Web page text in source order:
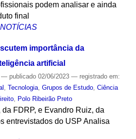
podem analisar e ainda
final
NOTÍCIAS
importância da
artificial
— publicado02/06/2023 — registrado em:
, Tecnologia, Grupos de Estudo, Ciência
, Polo Ribeirão Preto
FDRP, e Evandro Ruiz, da
entrevistados do USP Analisa